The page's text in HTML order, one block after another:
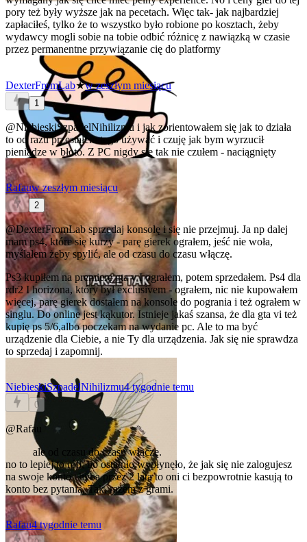
pory też były wyższe jak na pecetach. Więc tak- jak najbardziej
zapłaciłeś, tylko że to wszystko było robione po kosztach, żeby
wydawcy mogli sobie na tobie odbić różnicę z nawiązką w czasie
przez permanentne przywiązanie cię do platformy
DexterFromLab★w zeszłym miesiącu
1
@NiebieskiSzpadelNihilizmu i jak zorientowałem się jak to działa
to od razu przestałem tego używać i czuję jak bym wyrzucił
pieniądze w błoto. Z PC nigdy się tak nie czułem - naciągnięty
Rafauw zeszłym miesiącu
2
@DexterFromLab sprzedaj konsolę i się nie przejmuj. Ja np dalej
mam ps4, które się kurzy - parę gierek ograłem, jeść nie woła,
myślałem żeby spylić, ale od czasu do czasu włączę.
Ps3 kupiłem na premierę gta v I ograłem, potem sprzedałem. Ps4 dla
rdr2 I horizona, który był exclusivem - ograłem, nic nie kupowałem
więcej, parę gierek dostałem na konsole do pogrania i też ograłem w
singlu. Do online jest kąkutor. Istnieje jakaś szansa, że dla gta vi też
kupię ps 5/6,albo poczekam na wydanie pc. Ale to ma być
urządzenie dla Ciebie, a nie Ty dla urządzenia. Jak się nie sprawdza
to sprzedaj i zapomnij.
NiebieskiSzpadelNihilizmu4 tygodnie temu
0
@Rafau
ale od czasu do czasu włączę.
no to lepiej to rób, bo ostatnio wypłynęło, że jak się nie zalogujesz
na swoje konto chyba przez 2 lata to oni ci bezpowrotnie kasują to
konto bez pytania. Tak, razem z grami.
Rafau4 tygodnie temu